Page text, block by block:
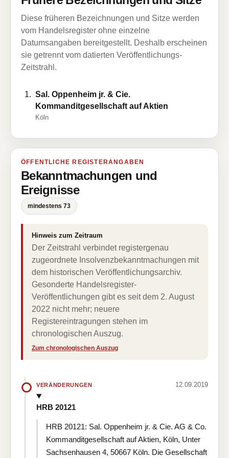
Diese früheren Bezeichnungen und Sitze werden
vom Handelsregister ohne einzelne
Datumsangaben bereitgestellt. Deshalb erscheinen
sie getrennt vom datierten Veröffentlichungs-
Zeitstrahl.
Sal. Oppenheim jr. & Cie.
Kommanditgesellschaft auf Aktien
Köln
ÖFFENTLICHE REGISTERANGABEN
Bekanntmachungen und
Ereignisse
mindestens 73
Hinweis zum Zeitraum
Der Zeitstrahl verbindet registergenau
zugeordnete Insolvenzbekanntmachungen mit
dem historischen Veröffentlichungsarchiv.
Gesonderte Handelsregister-
Veröffentlichungen gibt es seit dem 2. August
2022 nicht mehr; neuere
Registereintragungen stehen im
chronologischen Auszug.
Zum chronologischen Auszug
VERÄNDERUNGEN 12.09.2019
HRB 20121
HRB 20121: Sal. Oppenheim jr. & Cie. AG & Co.
Kommanditgesellschaft auf Aktien, Köln, Unter
Sachsenhausen 4, 50667 Köln. Die Gesellschaft